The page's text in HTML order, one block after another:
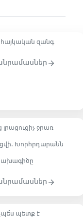
հայկական զանգ
ջրառ
Խորհրդարանն
նախագիծը
պետք է